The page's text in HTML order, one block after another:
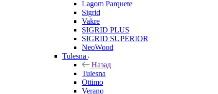
Lagom Parquete
Sigrid
Vakre
SIGRID PLUS
SIGRID SUPERIOR
NeoWood
Tulesna
Назад
Tulesna
Ottimo
Verano